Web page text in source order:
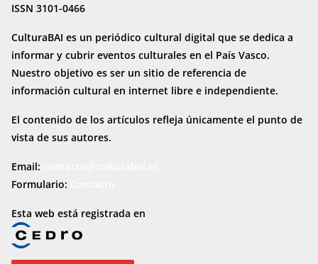
ISSN 3101-0466
CulturaBAI es un periódico cultural digital que se dedica a
informar y cubrir eventos culturales en el País Vasco.
Nuestro objetivo es ser un sitio de referencia de
información cultural en internet libre e independiente.
El contenido de los artículos refleja únicamente el punto de
vista de sus autores.
Email:
Formulario:
Esta web está registrada en